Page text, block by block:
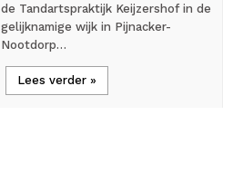
de Tandartspraktijk Keijzershof in de
gelijknamige wijk in Pijnacker-
Nootdorp…
Lees verder »